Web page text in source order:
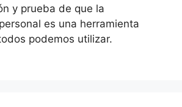
y prueba de que la
es una herramienta
podemos utilizar.